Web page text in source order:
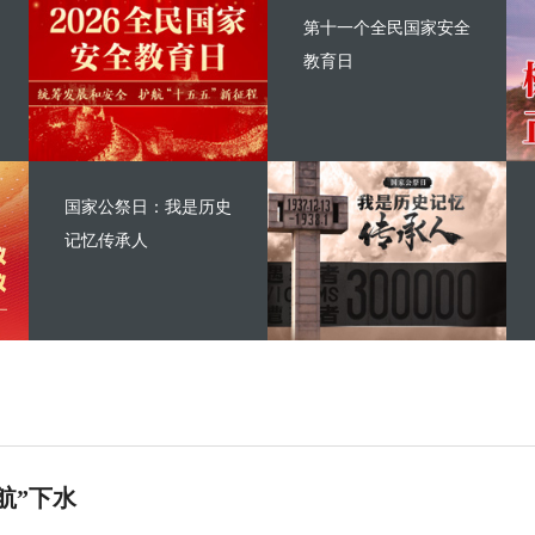
第十一个全民国家安全
教育日
国家公祭日：我是历史
记忆传承人
”下水